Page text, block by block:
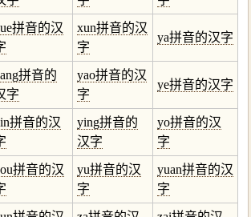
拼音的汉
xun拼音的汉
字
ya拼音的汉字
拼音的
字
yao拼音的汉
字
ye拼音的汉字
拼音的汉
ying拼音的
汉字
yo拼音的汉
字
拼音的汉
yu拼音的汉
字
yuan拼音的汉
字